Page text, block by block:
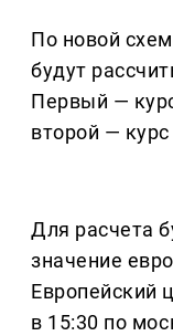
По новой
будут
Первый —
второй —
Для расчета
значение
Европейский
в 15:30 по